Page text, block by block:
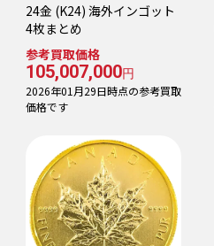
24金 (K24) 海外インゴット
4枚まとめ
参考買取価格
105,007,000円
2026年01月29日時点の参考買取
価格です